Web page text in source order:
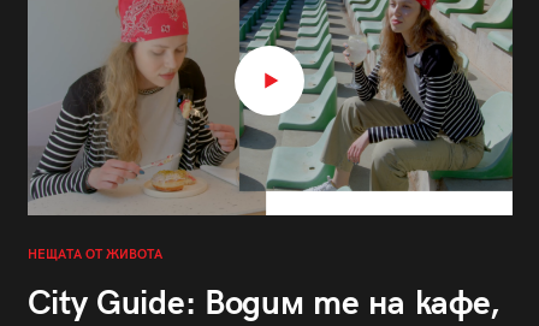
НЕЩАТА ОТ ЖИВОТА
City Guide: Водим те на кафе,